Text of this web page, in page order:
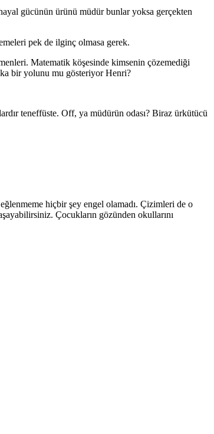
gücünün ürünü müdür bunlar yoksa gerçekten
pek de ilginç olmasa gerek.
Matematik köşesinde kimsenin çözemediği
bir yolunu mu gösteriyor Henri?
teneffüste. Off, ya müdürün odası? Biraz ürkütücü
hiçbir şey engel olamadı. Çizimleri de o
Çocukların gözünden okullarını